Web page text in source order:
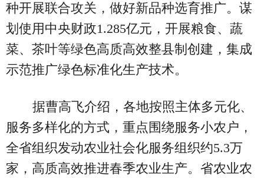
种开展联合攻关，做好新品种选育推广。谋
划使用中央财政1.285亿元，开展粮食、蔬
菜、茶叶等绿色高质高效整县制创建，集成
示范推广绿色标准化生产技术。
据曹高飞介绍，各地按照主体多元化、
服务多样化的方式，重点围绕服务小农户，
全省组织发动农业社会化服务组织约5.3万
家，高质高效推进春季农业生产。省农业农